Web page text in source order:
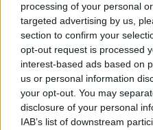
processing of your personal
targeted advertising by us,
section to confirm your
opt-out request is processed
interest-based ads based on
us or personal information
your opt-out. You may
disclosure of your personal
IAB’s list of downstream